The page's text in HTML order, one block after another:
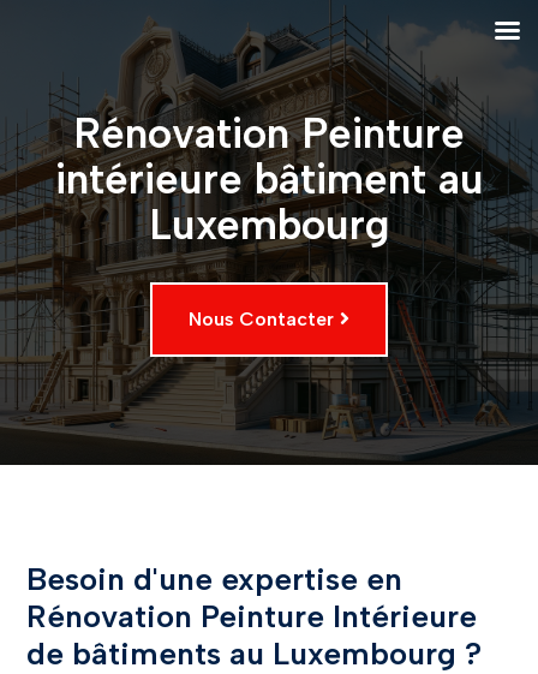
Rénovation Peinture
intérieure bâtiment au
Luxembourg
Nous Contacter
Besoin d'une expertise en
Rénovation Peinture Intérieure
de bâtiments au Luxembourg ?